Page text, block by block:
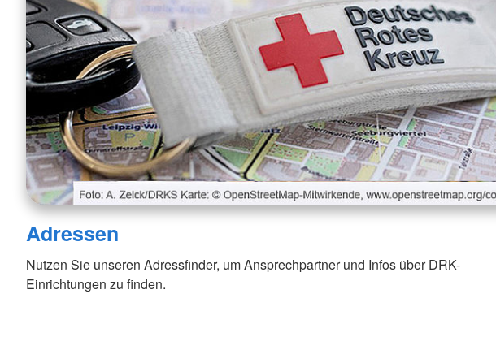
Adressen
Nutzen Sie unseren Adressfinder, um Ansprechpartner und Infos über DRK-
Einrichtungen zu finden.